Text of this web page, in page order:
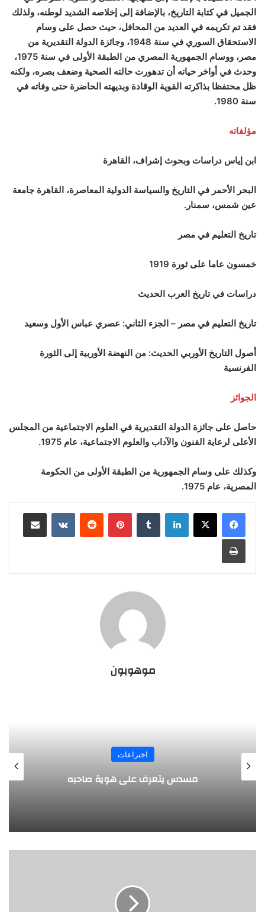
الجميل في كتابة التاريخ، بالإضافة إلى إخلاصه الشديد لوطنه، ولذلك
فقد تم تكريمه في العديد من المحافل، حيث حصل على وسام
الاستحقاق السوري في سنة 1948، وجائزة الدولة التقديرية من
مصر، ووسام الجمهورية المصري من الطبقة الأولى في سنة 1975،
وحدث في أواخر حياته أن تدهورت حالته الصحية وضعف بصره، ولكنه
ظل محتفظا بذاكرته القوية الوقادة وبديهته الحاضرة حتى وفاته في
سنة 1980.
مؤلفاته
ابن إياس دراسات وبحوث إشراف، القاهرة
البحر الأحمر في التاريخ والسياسة الدولية المعاصرة، القاهرة جامعة
عين شمس، سمنار.
تاريخ التعليم في مصر
خمسون عاما على ثورة 1919
دراسات في تاريخ العرب الحديث
تاريخ التعليم في مصر – الجزء الثاني: عصري عباس الأول وسعيد
أصول التاريخ الأوربي الحديث: من النهضة الأوربية إلى الثورة
الفرنسية
الجوائز
حاصل على جائزة الدولة التقديرية في العلوم الاجتماعية من المجلس
الأعلى لرعاية الفنون والآداب والعلوم الاجتماعية، عام 1975.
وكذلك على وسام الجمهورية من الطبقة الأولى من الحكومة
المصرية، عام 1975.
لينكدإن بينتيريست مشاركة عبر البريد
طباعة
موهوبون
المجلة
طفل مصري يخرج قصاصات الورق من أنفه
وفمه